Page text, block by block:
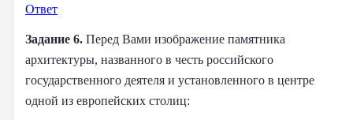
Ответ
Задание 6. Перед Вами изображение памятника
архитектуры, названного в честь российского
государственного деятеля и установленного в центре
одной из европейских столиц: